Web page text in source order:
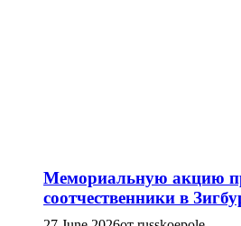
Мемориальную акцию
соотчественники в